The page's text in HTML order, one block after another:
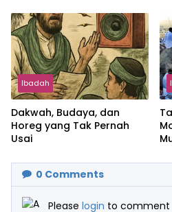
Ibadah
Dakwah, Budaya, dan
Horeg yang Tak Pernah
Usai
0 Comments
Please login to comment